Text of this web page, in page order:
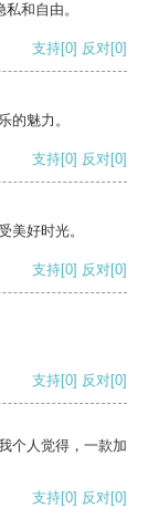
和自由。
支持[0] 反对[0]
的魅力。
支持[0] 反对[0]
美好时光。
支持[0] 反对[0]
支持[0] 反对[0]
个人觉得，一款加
支持[0] 反对[0]